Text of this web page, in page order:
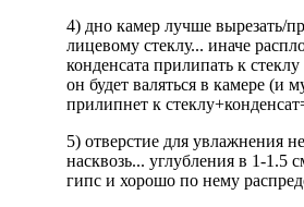
4) дно камер лучше вырезать/
лицевому стеклу... иначе
конденсата прилипать к
он будет валяться в камере (и
прилипнет к
5) отверстие для увлажнения
насквозь... углубления в 1-1.5
гипс и хорошо по нему